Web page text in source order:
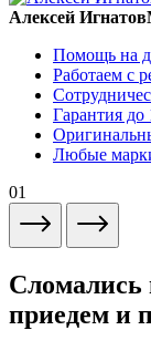
Алексей Игнатов
Помощь на
Работаем с
Гарантия до
Любые
01
Сломались
приедем и